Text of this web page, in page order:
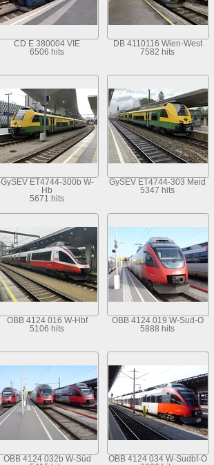
CD E 380004 VIE
6506 hits
DB 4110116 Wien-West
7582 hits
GySEV ET4744-300b W-
Hb
5671 hits
GySEV ET4744-303 Meid
5347 hits
OBB 4124 016 W-Hbf
5106 hits
OBB 4124 019 W-Sud-O
5888 hits
OBB 4124 032b W-Süd
OBB 4124 034 W-Sudbf-O